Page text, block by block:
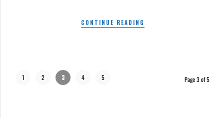
CONTINUE READING
1 2 3 4 5 Page 3 of 5